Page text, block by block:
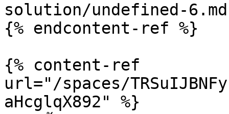
solution/undefined-
{% endcontent-ref %}
{% content-ref
url="/spaces/
aHcglqX892" %}